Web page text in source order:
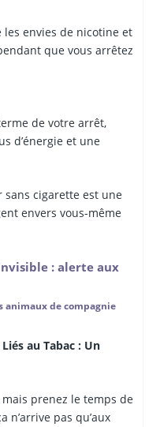
les envies de nicotine et
que vous arrêtez
de votre arrêt,
d’énergie et une
sans cigarette est une
envers vous-même
: alerte aux
animaux de compagnie
au Tabac : Un
mais prenez le temps de
n’arrive pas qu’aux